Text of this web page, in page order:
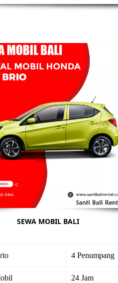
SEWA MOBIL BALI
4 Penumpang
24 Jam